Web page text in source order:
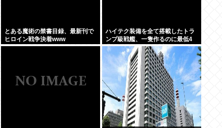
とある魔術の禁書目録、最新刊で
ヒロイン戦争決着www
ハイテク装備を全て搭載したトラ
ンプ級戦艦、一隻作るのに最低4
兆円かかりいきなり詰む